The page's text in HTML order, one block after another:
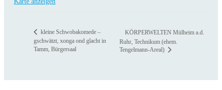
kleine Schwobakomede –
gschwätzt, xonga ond glacht in
Tamm, Bürgersaal
KÖRPERWELTEN Mülheim a.d.
Ruhr, Technikum (ehem.
Tengelmann-Areal)